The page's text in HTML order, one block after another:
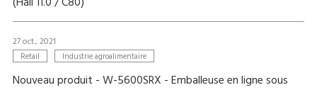
27 oct., 2021
Retail Industrie agroalimentaire
Nouveau produit - W-5600SRX - Emballeuse en ligne sous